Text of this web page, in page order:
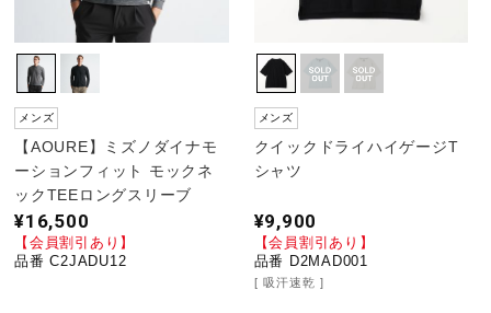
メンズ
【AOURE】ミズノダイナモ
ーションフィット モックネ
ックTEEロングスリーブ
¥16,500
【会員割引あり】
品番 C2JADU12
メンズ
クイックドライハイゲージT
シャツ
¥9,900
【会員割引あり】
品番 D2MAD001
吸汗速乾